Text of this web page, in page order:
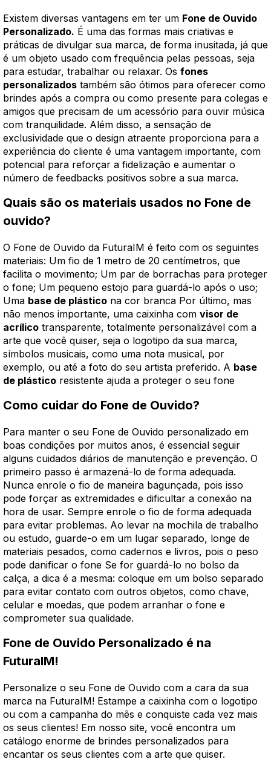
Existem diversas vantagens em ter um Fone de Ouvido
Personalizado. É uma das formas mais criativas e
práticas de divulgar sua marca, de forma inusitada, já que
é um objeto usado com frequência pelas pessoas, seja
para estudar, trabalhar ou relaxar. Os fones
personalizados também são ótimos para oferecer como
brindes após a compra ou como presente para colegas e
amigos que precisam de um acessório para ouvir música
com tranquilidade. Além disso, a sensação de
exclusividade que o design atraente proporciona para a
experiência do cliente é uma vantagem importante, com
potencial para reforçar a fidelização e aumentar o
número de feedbacks positivos sobre a sua marca.
Quais são os materiais usados no Fone de
ouvido?
O Fone de Ouvido da FuturaIM é feito com os seguintes
materiais: Um fio de 1 metro de 20 centímetros, que
facilita o movimento; Um par de borrachas para proteger
o fone; Um pequeno estojo para guardá-lo após o uso;
Uma base de plástico na cor branca Por último, mas
não menos importante, uma caixinha com visor de
acrílico transparente, totalmente personalizável com a
arte que você quiser, seja o logotipo da sua marca,
símbolos musicais, como uma nota musical, por
exemplo, ou até a foto do seu artista preferido. A base
de plástico resistente ajuda a proteger o seu fone
Como cuidar do Fone de Ouvido?
Para manter o seu Fone de Ouvido personalizado em
boas condições por muitos anos, é essencial seguir
alguns cuidados diários de manutenção e prevenção. O
primeiro passo é armazená-lo de forma adequada.
Nunca enrole o fio de maneira bagunçada, pois isso
pode forçar as extremidades e dificultar a conexão na
hora de usar. Sempre enrole o fio de forma adequada
para evitar problemas. Ao levar na mochila de trabalho
ou estudo, guarde-o em um lugar separado, longe de
materiais pesados, como cadernos e livros, pois o peso
pode danificar o fone Se for guardá-lo no bolso da
calça, a dica é a mesma: coloque em um bolso separado
para evitar contato com outros objetos, como chave,
celular e moedas, que podem arranhar o fone e
comprometer sua qualidade.
Fone de Ouvido Personalizado é na
FuturaIM!
Personalize o seu Fone de Ouvido com a cara da sua
marca na FuturaIM! Estampe a caixinha com o logotipo
ou com a campanha do mês e conquiste cada vez mais
os seus clientes! Em nosso site, você encontra um
catálogo enorme de brindes personalizados para
encantar os seus clientes com a arte que quiser.